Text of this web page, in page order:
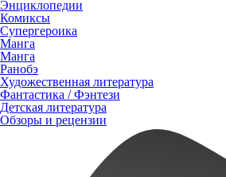
Энциклопедии
Комиксы
Супергероика
Манга
Манга
Ранобэ
Художественная литература
Фантастика / Фэнтези
Детская литература
Обзоры и рецензии